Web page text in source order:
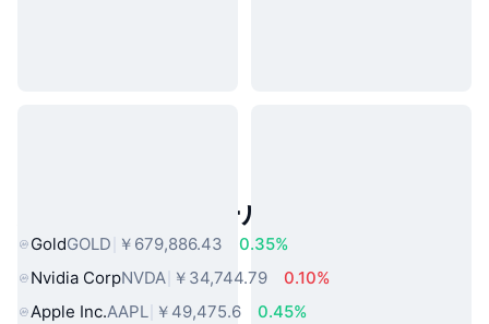
人気のリアルワールドアセット
GoldGOLD ￥679,886.43
0.35%
Nvidia CorpNVDA ￥34,744.79
0.10%
Apple Inc.AAPL ￥49,475.6
0.45%